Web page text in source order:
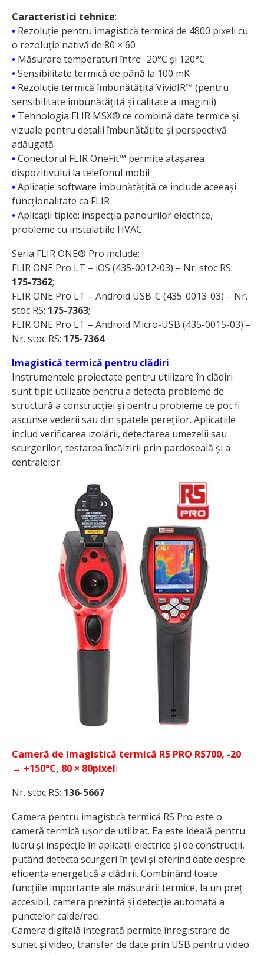
Caracteristici tehnice:
• Rezoluție pentru imagistică termică de 4800 pixeli cu
o rezoluție nativă de 80 × 60
• Măsurare temperaturi între -20°C și 120°C
• Sensibilitate termică de până la 100 mK
• Rezoluție termică îmbunătățită VividIR™ (pentru
sensibilitate îmbunătățită și calitate a imaginii)
• Tehnologia FLIR MSX® ce combină date termice și
vizuale pentru detalii îmbunătățite și perspectivă
adăugată
• Conectorul FLIR OneFit™ permite atașarea
dispozitivului la telefonul mobil
• Aplicație software îmbunătățită ce include aceeași
funcționalitate ca FLIR
• Aplicații tipice: inspecția panourilor electrice,
probleme cu instalațiile HVAC.
Seria FLIR ONE® Pro include:
FLIR ONE Pro LT – iOS (435-0012-03) – Nr. stoc RS:
175-7362;
FLIR ONE Pro LT – Android USB-C (435-0013-03) – Nr.
stoc RS: 175-7363;
FLIR ONE Pro LT – Android Micro-USB (435-0015-03) –
Nr. stoc RS: 175-7364
Imagistică termică pentru clădiri
Instrumentele proiectate pentru utilizare în clădiri
sunt tipic utilizate pentru a detecta probleme de
structură a construcției și pentru probleme ce pot fi
ascunse vederii sau din spatele pereților. Aplicațiile
includ verificarea izolării, detectarea umezelii sau
scurgerilor, testarea încălzirii prin pardoseală și a
centralelor.
Cameră de imagistică termică RS PRO RS700, -20
→ +150°C, 80 × 80pixeli
Nr. stoc RS: 136-5667
Camera pentru imagistică termică RS Pro este o
cameră termică ușor de utilizat. Ea este ideală pentru
lucru și inspecție în aplicații electrice și de construcții,
putând detecta scurgeri în țevi și oferind date despre
eficiența energetică a clădirii. Combinând toate
funcțiile importante ale măsurării termice, la un preț
accesibil, camera prezintă și detecție automată a
punctelor calde/reci.
Camera digitală integrată permite înregistrare de
sunet și video, transfer de date prin USB pentru video